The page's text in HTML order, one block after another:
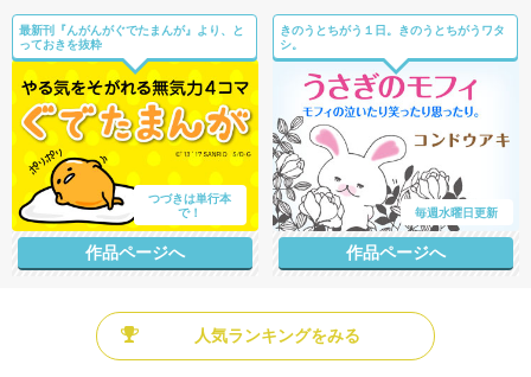
最新刊『んがんがぐでたまんが』より、と
っておきを抜粋
つづきは単行本
で！
作品ページへ
きのうとちがう１日。きのうとちがうワタ
シ。
毎週水曜日更新
作品ページへ
人気ランキングをみる